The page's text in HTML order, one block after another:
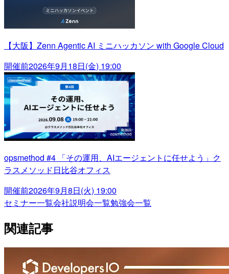
【大阪】Zenn Agentic AI ミニハッカソン with Google Cloud
開催前2026年9月18日(金) 19:00
opsmethod #4 「その運用、AIエージェントに任せよう」ク
ラスメソッド日比谷オフィス
開催前2026年9月8日(火) 19:00
セミナー一覧会社説明会一覧勉強会一覧
関連記事